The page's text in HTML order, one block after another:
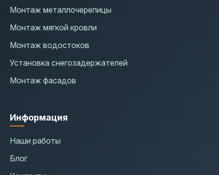
Монтаж металлочерепицы
Монтаж мягкой кровли
Монтаж водостоков
Установка снегозадержателей
Монтаж фасадов
Информация
Наши работы
Блог